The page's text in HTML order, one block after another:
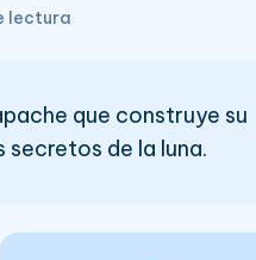
lectura
que construye su
secretos de la luna.